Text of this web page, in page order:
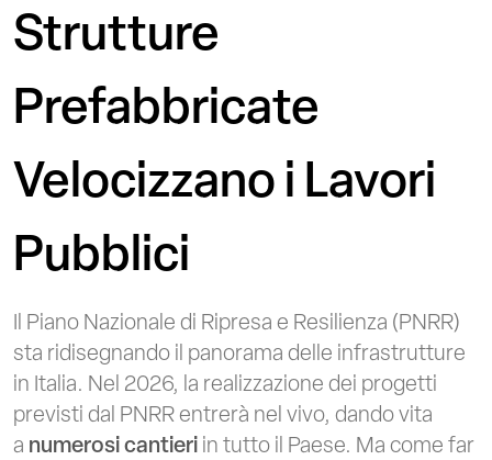
Strutture
Prefabbricate
Velocizzano i Lavori
Pubblici
Il Piano Nazionale di Ripresa e Resilienza (PNRR)
sta ridisegnando il panorama delle infrastrutture
in Italia. Nel 2026, la realizzazione dei progetti
previsti dal PNRR entrerà nel vivo, dando vita
a numerosi cantieri in tutto il Paese. Ma come far